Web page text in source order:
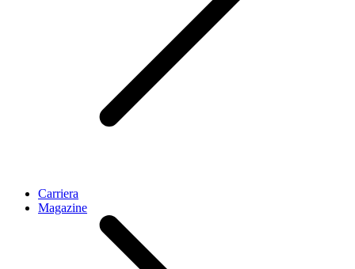
Carriera
Magazine